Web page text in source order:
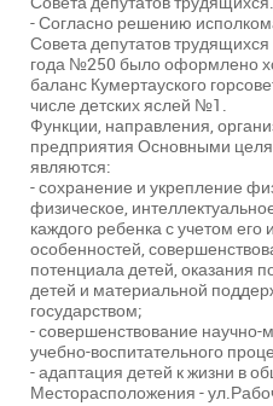
- Согласно решению
Совета депутатов
года №250 было оформлено
баланс Кумертауского
числе детских яслей №1.
Функции, направления,
предприятия Основными
являются:
- сохранение и укрепление
физическое,
каждого ребенка с учетом
особенностей,
потенциала детей, оказания
детей и материальной
государством;
- совершенствование научно-
учебно-воспитательного
- адаптация детей к жизни в
Месторасположения -